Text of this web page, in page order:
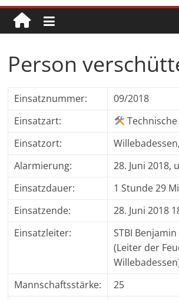
Löschzug
der
Feuerwehr
der
Willebadessen
Person
Einsatznummer:
09/2018
Einsatzart:
Technische
Einsatzort:
Alarmierung:
28. Juni 2018,
Einsatzdauer:
1 Stunde 29
Einsatzende:
28. Juni 2018
Einsatzleiter:
STBI
(Leiter der
Mannschaftsstärke:
25